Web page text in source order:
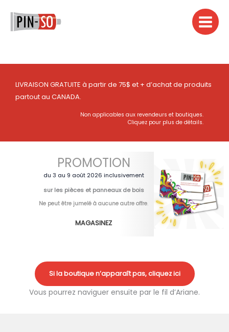
contenu
LIVRAISON GRATUITE à partir de 75$ et + d’achat de produits
partout au CANADA.
Non applicables aux revendeurs et boutiques.
Cliquez pour plus de détails.
PROMOTION
du 3 au 9 août 2026 inclusivement
sur les pièces et panneaux de bois
Ne peut être jumelé à aucune autre offre.
MAGASINEZ
Si la boutique n’apparaît pas, cliquez ici
Vous pourrez naviguer ensuite par le fil d’Ariane.